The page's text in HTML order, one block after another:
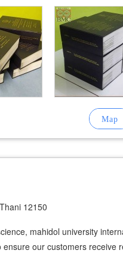
12150
mahidol university
our customers receive